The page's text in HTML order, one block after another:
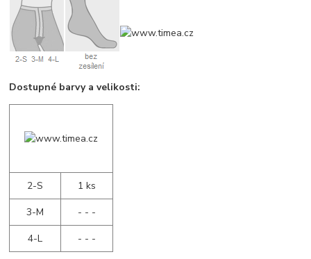
Dostupné barvy a velikosti:
2-S
1 ks
3-M
- - -
4-L
- - -